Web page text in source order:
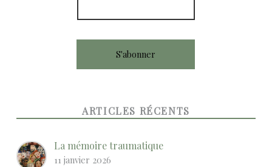
ARTICLES RÉCENTS
La mémoire traumatique
11 janvier 2026